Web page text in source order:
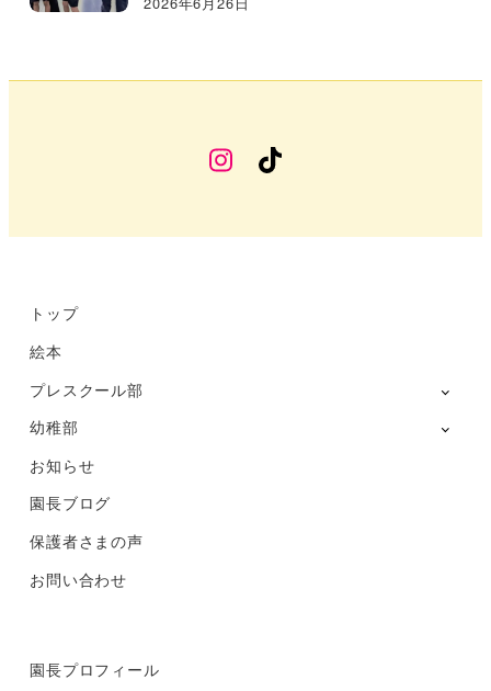
幼
Instagram
TikTok
トップ
絵本
プレスクール部
幼稚部
お知らせ
園長ブログ
保護者さまの声
お問い合わせ
園長プロフィール